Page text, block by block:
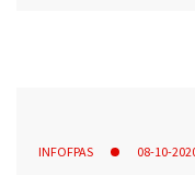
INFOFPAS 08-10-